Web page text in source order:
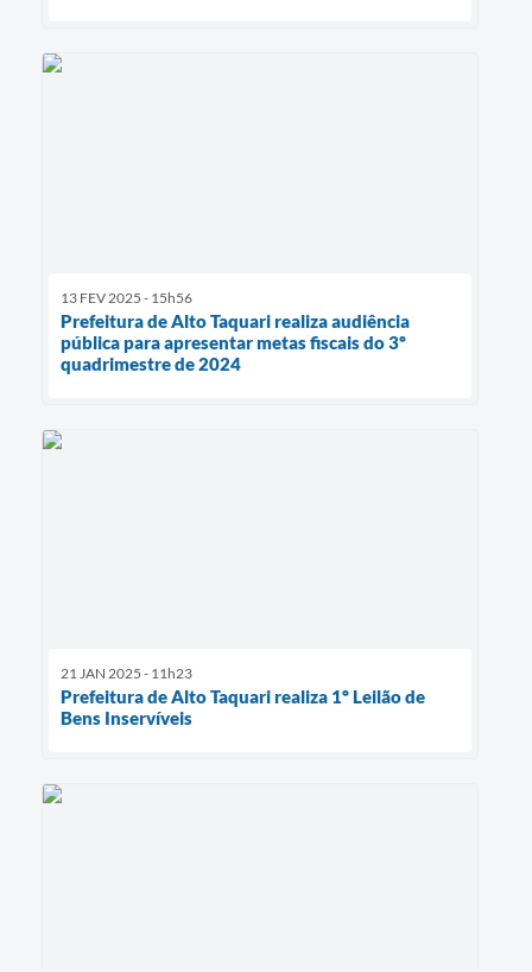
13 FEV 2025 - 15h56
Prefeitura de Alto Taquari realiza audiência
pública para apresentar metas fiscais do 3º
quadrimestre de 2024
21 JAN 2025 - 11h23
Prefeitura de Alto Taquari realiza 1º Leilão de
Bens Inservíveis